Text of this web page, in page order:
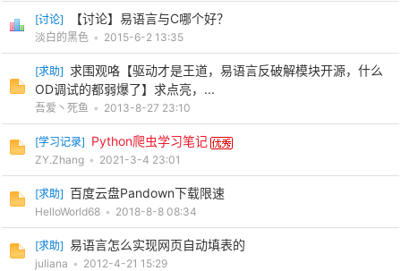
[讨论] 【讨论】易语言与C哪个好？
淡白的黑色 • 2015-6-2 13:35
[求助] 求围观咯【驱动才是王道，易语言反破解模块开源，什么
OD调试的都弱爆了】求点亮，...
吾爱丶死鱼 • 2013-8-27 23:10
[学习记录] Python爬虫学习笔记
ZY.Zhang • 2021-3-4 23:01
[求助] 百度云盘Pandown下载限速
HelloWorld68 • 2018-8-8 08:34
[求助] 易语言怎么实现网页自动填表的
juliana • 2012-4-21 15:29